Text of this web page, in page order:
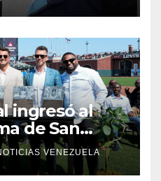
ingresó al
de San
VENEZUELA